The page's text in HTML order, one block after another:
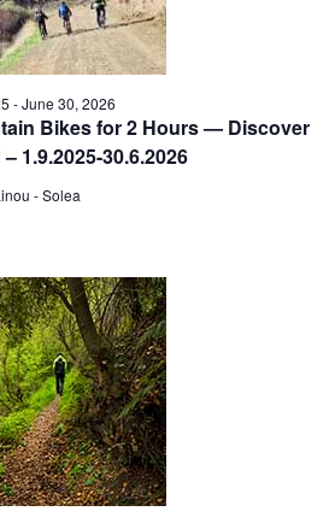
Bikes for 2 Hours — Discover
1.9.2025-30.6.2026
-June 30, 2026
- Solea